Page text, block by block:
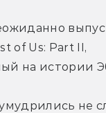
of Us: Part II,
на истории
не